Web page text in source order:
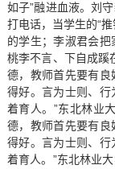
如子”融进血液。刘
打电话，当学生的“
的学生；李淑君会
桃李不言、下自成蹊
德，教师首先要有
得好。言为士则、
着育人。”东北林业
德，教师首先要有
得好。言为士则、
着育人。”东北林业